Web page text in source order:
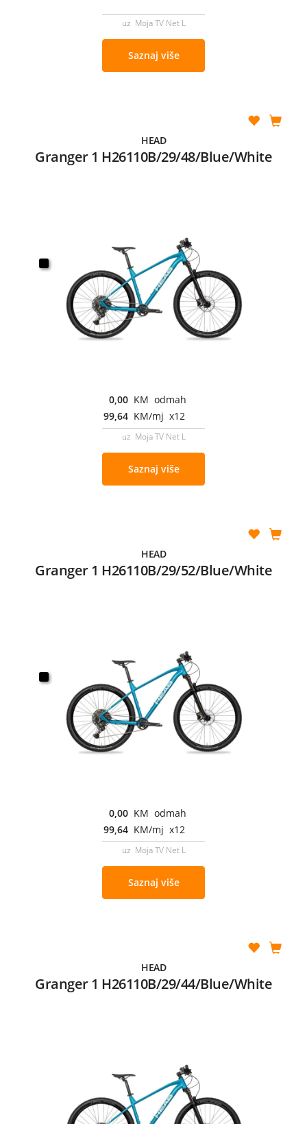
uz Moja TV Net L
Saznaj više
HEAD
Granger 1 H26110B/29/48/Blue/White
0,00 KM odmah
99,64 KM/mj x12
uz Moja TV Net L
Saznaj više
HEAD
Granger 1 H26110B/29/52/Blue/White
0,00 KM odmah
99,64 KM/mj x12
uz Moja TV Net L
Saznaj više
HEAD
Granger 1 H26110B/29/44/Blue/White